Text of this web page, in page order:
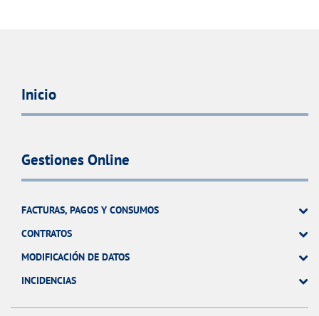
Inicio
Gestiones Online
FACTURAS, PAGOS Y CONSUMOS
CONTRATOS
MODIFICACIÓN DE DATOS
INCIDENCIAS